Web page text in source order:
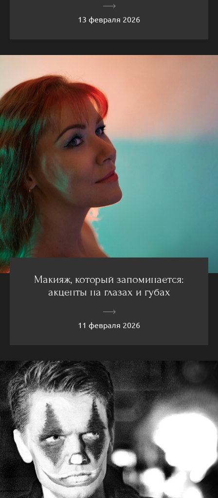
13 февраля 2026
Макияж, который запоминается:
акценты на глазах и губах
11 февраля 2026